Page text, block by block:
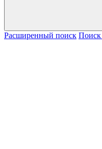
Расширенный поиск Поиск